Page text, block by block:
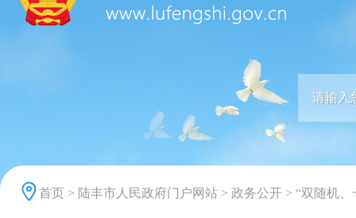
首页 > 陆丰市人民政府门户网站 > 政务公开 > “双随机、